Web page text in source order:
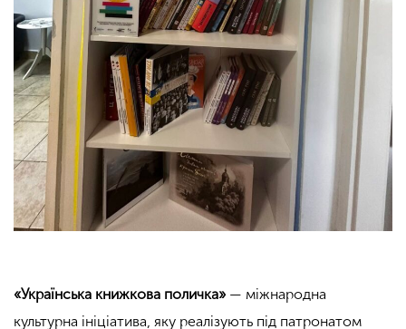
«Українська книжкова поличка»— міжнародна
культурна ініціатива, яку реалізують під патронатом